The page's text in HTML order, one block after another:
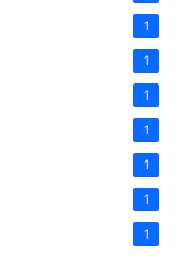
1
1
1
1
1
1
1